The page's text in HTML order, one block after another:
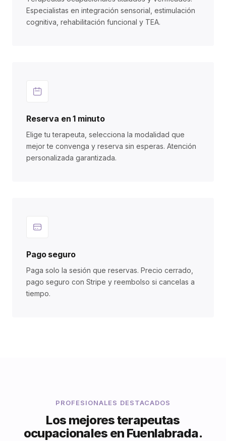
Especialistas en integración sensorial, estimulación
cognitiva, rehabilitación funcional y TEA.
Reserva en 1 minuto
Elige tu terapeuta, selecciona la modalidad que
mejor te convenga y reserva sin esperas. Atención
personalizada garantizada.
Pago seguro
Paga solo la sesión que reservas. Precio cerrado,
pago seguro con Stripe y reembolso si cancelas a
tiempo.
PROFESIONALES DESTACADOS
Los mejores terapeutas
ocupacionales en Fuenlabrada.